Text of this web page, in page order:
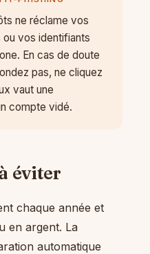
ne réclame vos
vos identifiants
En cas de doute
pas, ne cliquez
vaut une
compte vidé.
éviter
chaque année et
en argent. La
automatique